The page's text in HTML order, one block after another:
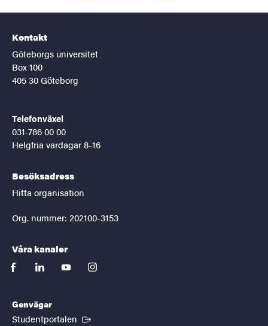
Kontakt
Göteborgs universitet
Box 100
405 30 Göteborg
Telefonväxel
031-786 00 00
Helgfria vardagar 8-16
Besöksadress
Hitta organisation
Org. nummer: 202100-3153
Våra kanaler
facebooklinkedinyoutubeinstagram
Genvägar
Studentportalen (Extern länk)